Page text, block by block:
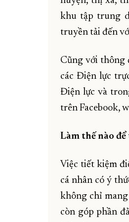
khu tập trung
truyền tải đến
Cũng với thông
các Điện lực
Điện lực và
trên Facebook,
Làm thế nào
Việc tiết kiệm
cá nhân có ý
không chỉ
còn góp phần